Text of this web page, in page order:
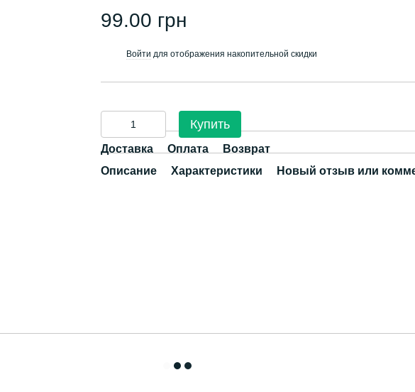
99.00 грн
Войти для отображения накопительной скидки
Купить
Доставка Оплата
Возврат
Описание
Характеристики Новый отзыв или